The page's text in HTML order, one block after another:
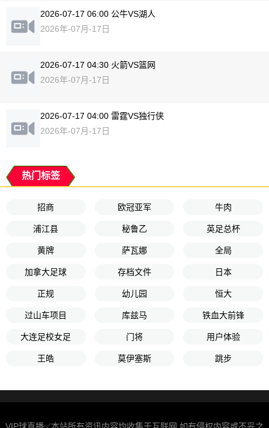
2026-07-17 06:00 公牛VS湖人
2026年-07月-17日
2026-07-17 04:30 火箭VS篮网
2026年-07月-17日
2026-07-17 04:00 雷霆VS独行侠
2026年-07月-17日
热门标签
招商 欧冠亚军 牛肉
浦江县 秘鲁乙 英足总杯
黄牌 萨瓦娜 全局
加拿大足球 存档文件 日本
正规 幼儿园 恒大
过山车项目 库兹马 铁血大前锋
大连足校女足 门将 用户体验
王皓 莫伊塞斯 跳步